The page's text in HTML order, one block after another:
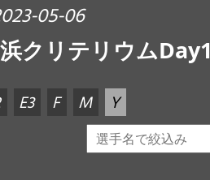
05-06
クリテリウムDay1
E3 F M Y